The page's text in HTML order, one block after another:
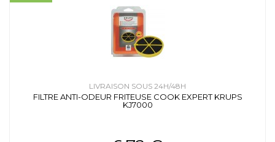
LIVRAISON SOUS 24H/48H
FILTRE ANTI-ODEUR FRITEUSE COOK EXPERT KRUPS
KJ7000